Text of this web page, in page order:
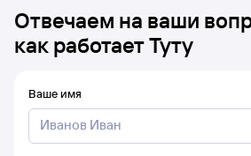
Отвечаем на ваши
как работает Туту
Ваше имя